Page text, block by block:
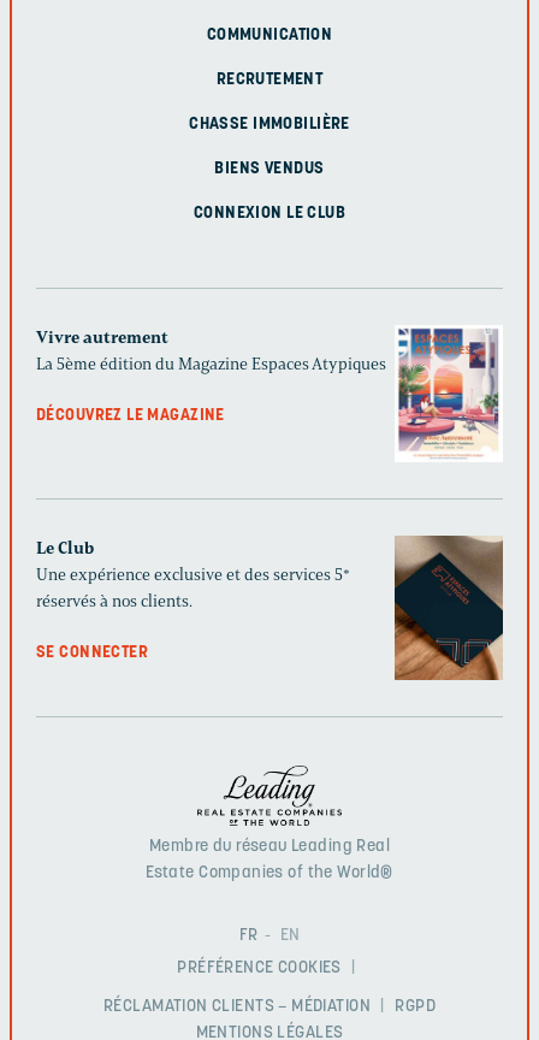
COMMUNICATION
RECRUTEMENT
CHASSE IMMOBILIÈRE
BIENS VENDUS
CONNEXION LE CLUB
Vivre autrement
La 5ème édition du Magazine Espaces Atypiques
DÉCOUVREZ LE MAGAZINE
Le Club
Une expérience exclusive et des services 5*
réservés à nos clients.
SE CONNECTER
Membre du réseau Leading Real
Estate Companies of the World®
FR
EN
PRÉFÉRENCE COOKIES
RÉCLAMATION CLIENTS – MÉDIATION
RGPD
MENTIONS LÉGALES